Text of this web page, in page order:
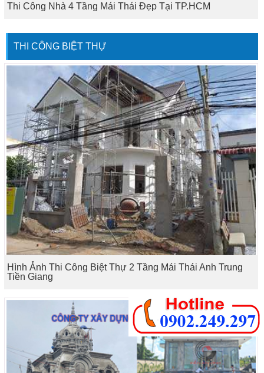
Thi Công Nhà 4 Tầng Mái Thái Đẹp Tại TP.HCM
THI CÔNG BIỆT THỰ
Hình Ảnh Thi Công Biệt Thự 2 Tầng Mái Thái Anh Trung
Tiền Giang